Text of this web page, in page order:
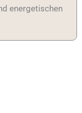
energetischen